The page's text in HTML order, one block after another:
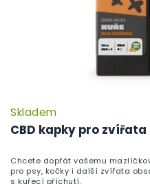
CBD kapky pro
Skladem
Chcete dopřát vašemu
pro psy, kočky i další zvířata
s kuřecí příchutí.